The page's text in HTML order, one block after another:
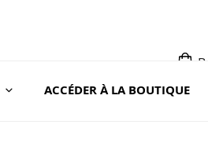
ACCÉDER À LA BOUTIQUE